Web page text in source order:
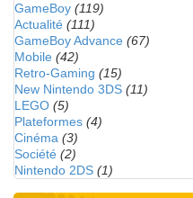
GameBoy (119)
Actualité (111)
GameBoy Advance (67)
Mobile (42)
Retro-Gaming (15)
New Nintendo 3DS (11)
LEGO (5)
Plateformes (4)
Cinéma (3)
Société (2)
Nintendo 2DS (1)